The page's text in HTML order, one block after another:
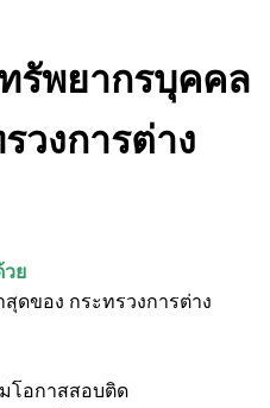
รัพยากรบุคคล
วงการต่าง
วย
ดของ กระทรวงการต่าง
โอกาสสอบติด